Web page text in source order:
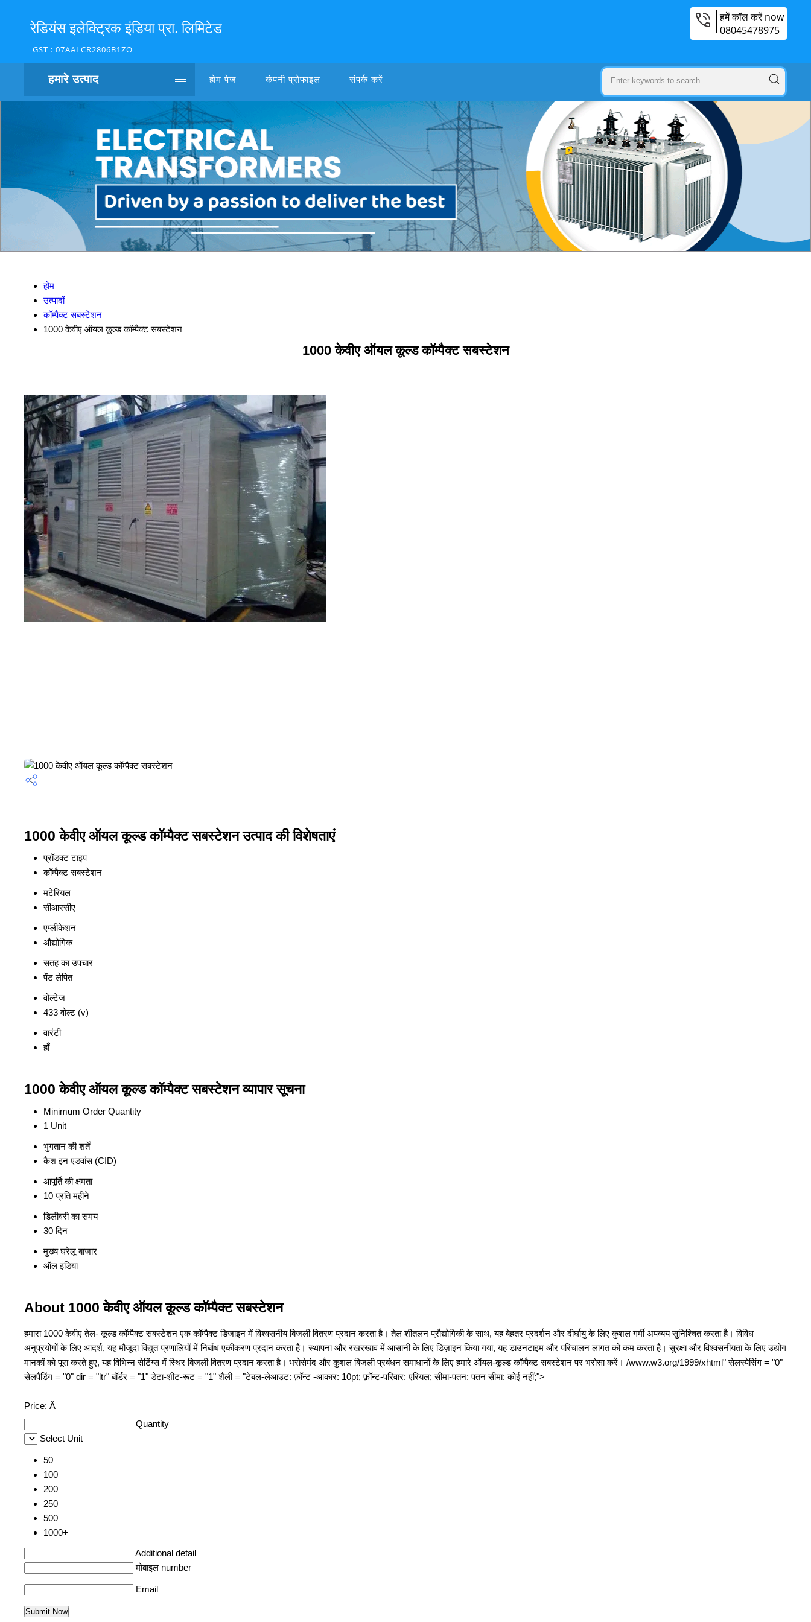
रेडियंस इलेक्ट्रिक इंडिया प्रा. लिमिटेड
GST : 07AALCR2806B1ZO
हमें कॉल करें now
08045478975
हमारे उत्पाद होम पेज कंपनी प्रोफाइल संपर्क करें
होम
उत्पादों
कॉम्पैक्ट सबस्टेशन
1000 केवीए ऑयल कूल्ड कॉम्पैक्ट सबस्टेशन
1000 केवीए ऑयल कूल्ड कॉम्पैक्ट सबस्टेशन
1000 केवीए ऑयल कूल्ड कॉम्पैक्ट सबस्टेशन उत्पाद की विशेषताएं
प्रॉडक्ट टाइप
कॉम्पैक्ट सबस्टेशन
मटेरियल
सीआरसीए
एप्लीकेशन
औद्योगिक
सतह का उपचार
पेंट लेपित
वोल्टेज
433 वोल्ट (v)
वारंटी
हाँ
1000 केवीए ऑयल कूल्ड कॉम्पैक्ट सबस्टेशन व्यापार सूचना
Minimum Order Quantity
1 Unit
भुगतान की शर्तें
कैश इन एडवांस (CID)
आपूर्ति की क्षमता
10 प्रति महीने
डिलीवरी का समय
30 दिन
मुख्य घरेलू बाज़ार
ऑल इंडिया
About 1000 केवीए ऑयल कूल्ड कॉम्पैक्ट सबस्टेशन
हमारा 1000 केवीए तेल- कूल्ड कॉम्पैक्ट सबस्टेशन एक कॉम्पैक्ट डिजाइन में विश्वसनीय बिजली वितरण प्रदान करता है। तेल शीतलन प्रौद्योगिकी के साथ, यह बेहतर प्रदर्शन और दीर्घायु के लिए कुशल गर्मी अपव्यय सुनिश्चित करता है। विविध
अनुप्रयोगों के लिए आदर्श, यह मौजूदा विद्युत प्रणालियों में निर्बाध एकीकरण प्रदान करता है। स्थापना और रखरखाव में आसानी के लिए डिज़ाइन किया गया, यह डाउनटाइम और परिचालन लागत को कम करता है। सुरक्षा और विश्वसनीयता के लिए उद्योग
मानकों को पूरा करते हुए, यह विभिन्न सेटिंग्स में स्थिर बिजली वितरण प्रदान करता है। भरोसेमंद और कुशल बिजली प्रबंधन समाधानों के लिए हमारे ऑयल-कूल्ड कॉम्पैक्ट सबस्टेशन पर भरोसा करें। /www.w3.org/1999/xhtml" सेलस्पेसिंग = "0"
सेलपैडिंग = "0" dir = "ltr" बॉर्डर = "1" डेटा-शीट-रूट = "1" शैली = "टेबल-लेआउट: फ़ॉन्ट -आकार: 10pt; फ़ॉन्ट-परिवार: एरियल; सीमा-पतन: पतन सीमा: कोई नहीं;">
Price: Â
Quantity
Select Unit
50
100
200
250
500
1000+
Additional detail
मोबाइल number
Email